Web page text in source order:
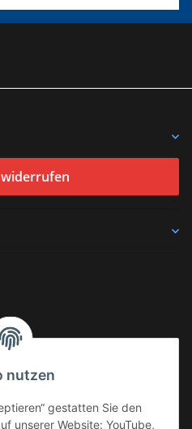
nutzen
gestatten Sie den
unserer Website: YouTube,
58 48